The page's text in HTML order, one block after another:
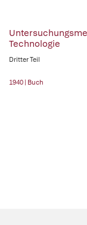
Technologie
Dritter Teil
1940 | Buch